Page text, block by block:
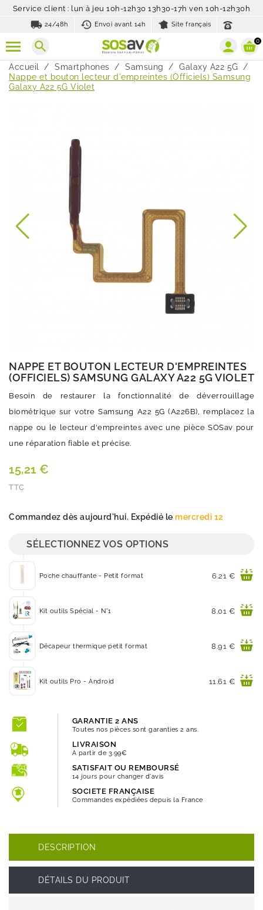
Service client : lun à jeu 10h-12h30 13h30-17h ven 10h-12h30h
local_shipping 24/48h history_toggle_off
Envoi avant 14h Site français
search 0
Accueil Smartphones Samsung
Galaxy A22 5G
Nappe et bouton lecteur d'empreintes (Officiels) Samsung
Galaxy A22 5G Violet
NAPPE ET BOUTON LECTEUR D'EMPREINTES
(OFFICIELS) SAMSUNG GALAXY A22 5G VIOLET
Besoin de restaurer la fonctionnalité de déverrouillage
biométrique sur votre Samsung A22 5G (A226B), remplacez la
nappe ou le lecteur d'empreintes avec une pièce SOSav pour
une réparation fiable et précise.
15,21 €
TTC
Commandez dès aujourd'hui. Expédié le mercredi 12
SÉLECTIONNEZ VOS OPTIONS
Poche chauffante - Petit format Prix
6.21 €
Kit outils Spécial - N°1 Prix
8.01 €
Décapeur thermique petit format Prix
8.91 €
Kit outils Pro - Android Prix
11.61 €
GARANTIE 2 ANS
Toutes nos pièces sont garanties 2 ans.
LIVRAISON
A partir de 3.99€
SATISFAIT OU REMBOURSÉ
14 jours pour changer d'avis
SOCIETE FRANÇAISE
Commandes expédiées depuis la France
DESCRIPTION
DÉTAILS DU PRODUIT